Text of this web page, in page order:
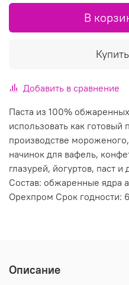
В
Добавить в сравнение
Паста из 100%
использовать как готовый
производстве
начинок для вафель,
глазурей, йогуртов, паст
Состав: обжаренные ядра
Орехпром Срок годности:
Описание